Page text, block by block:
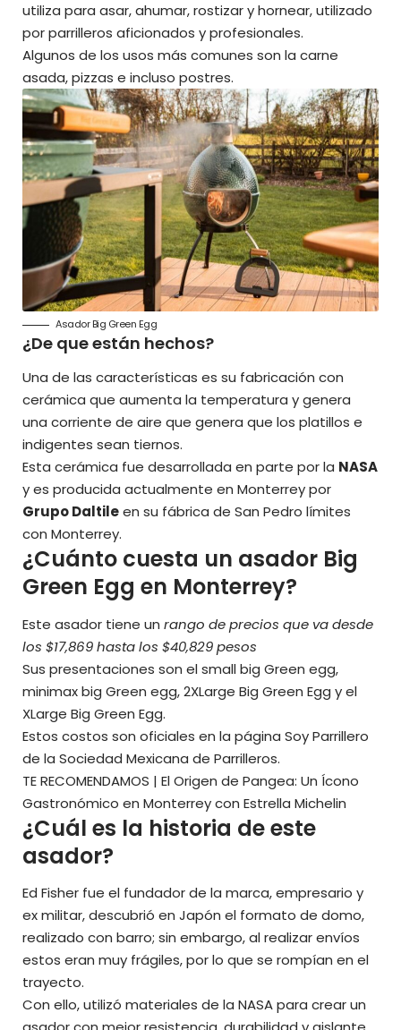
utiliza para asar, ahumar, rostizar y hornear, utilizado
por parrilleros aficionados y profesionales.
Algunos de los usos más comunes son la carne
asada, pizzas e incluso postres.
Asador Big Green Egg
¿De que están hechos?
Una de las características es su fabricación con
cerámica que aumenta la temperatura y genera
una corriente de aire que genera que los platillos e
indigentes sean tiernos.
Esta cerámica fue desarrollada en parte por la NASA
y es producida actualmente en Monterrey por
Grupo Daltileen su fábrica de San Pedro límites
con Monterrey.
¿Cuánto cuesta un asador Big
Green Egg en Monterrey?
Este asador tiene un rango de precios que va desde
los $17,869 hasta los $40,829 pesos
Sus presentaciones son el small big Green egg,
minimax big Green egg, 2XLarge Big Green Egg y el
XLarge Big Green Egg.
Estos costos son oficiales en la página Soy Parrillero
de la Sociedad Mexicana de Parrilleros.
TE RECOMENDAMOS | El Origen de Pangea: Un Ícono
Gastronómico en Monterrey con Estrella Michelin
¿Cuál es la historia de este
asador?
Ed Fisher fue el fundador de la marca, empresario y
ex militar, descubrió en Japón el formato de domo,
realizado con barro; sin embargo, al realizar envíos
estos eran muy frágiles, por lo que se rompían en el
trayecto.
Con ello, utilizó materiales de la NASA para crear un